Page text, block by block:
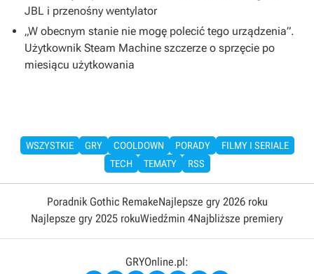
JBL i przenośny wentylator
„W obecnym stanie nie mogę polecić tego urządzenia”.
Użytkownik Steam Machine szczerze o sprzęcie po
miesiącu użytkowania
WSZYSTKIE GRY COOLDOWN PORADY
FILMY I SERIALE
TECH
TEMATY RSS
Poradnik Gothic RemakeNajlepsze gry 2026 roku
Najlepsze gry 2025 rokuWiedźmin 4Najbliższe premiery
GRYOnline.pl: